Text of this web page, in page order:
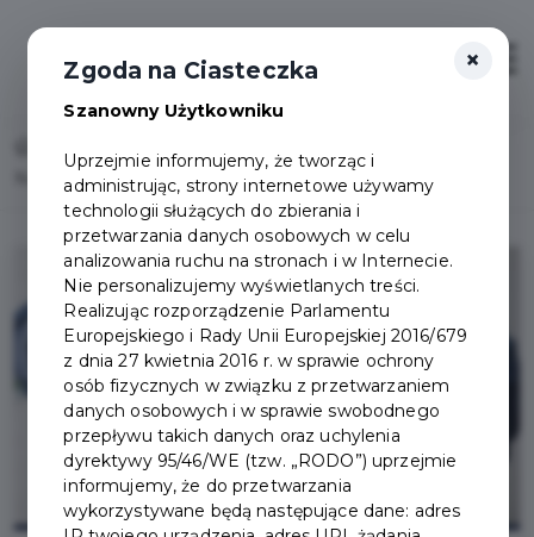
Nowe Czyste Powietrze dla Ciebie
×
Zgoda na Ciasteczka
Szanowny Użytkowniku
Uprzejmie informujemy, że tworząc i
administrując, strony internetowe używamy
technologii służących do zbierania i
przetwarzania danych osobowych w celu
analizowania ruchu na stronach i w Internecie.
Nie personalizujemy wyświetlanych treści.
Realizując rozporządzenie Parlamentu
Europejskiego i Rady Unii Europejskiej 2016/679
z dnia 27 kwietnia 2016 r. w sprawie ochrony
osób fizycznych w związku z przetwarzaniem
danych osobowych i w sprawie swobodnego
przepływu takich danych oraz uchylenia
dyrektywy 95/46/WE (tzw. „RODO”) uprzejmie
informujemy, że do przetwarzania
wykorzystywane będą następujące dane: adres